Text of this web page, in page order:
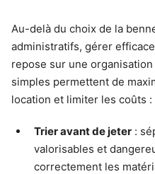
Au-delà du choix de la
administratifs, gérer
repose sur une
simples permettent de
location et limiter les coûts :
Trier avant de jeter :
valorisables et
correctement les